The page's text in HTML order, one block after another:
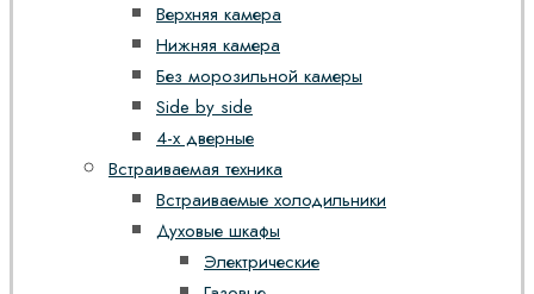
Верхняя камера
Нижняя камера
Без морозильной камеры
Side by side
4-х дверные
Встраиваемая техника
Встраиваемые холодильники
Духовые шкафы
Электрические